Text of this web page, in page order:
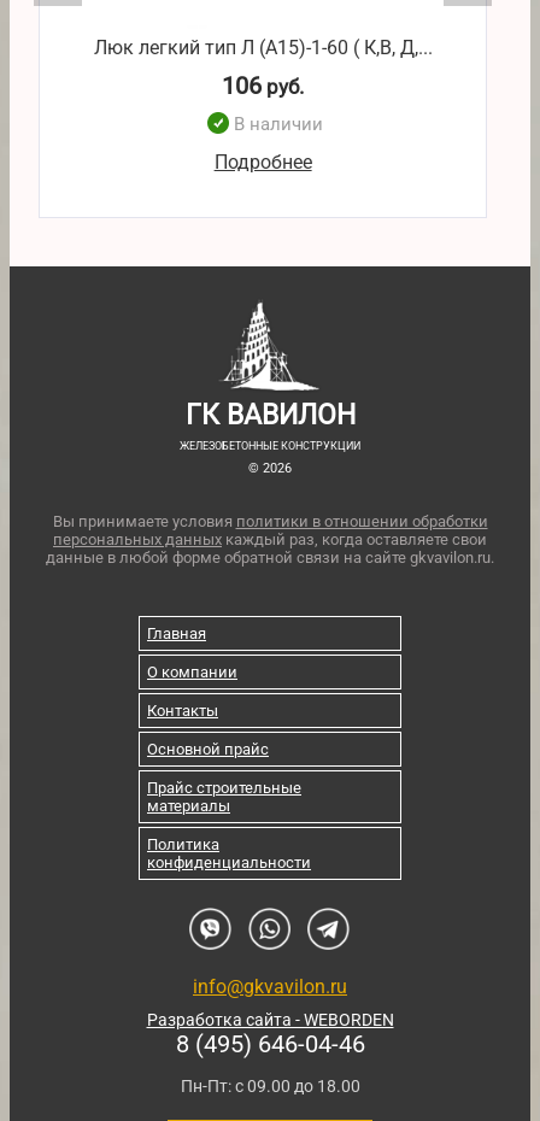
Люк легкий тип Л (А15)-1-60 ( К,В, Д,...
106 руб.
В наличии
Подробнее
ГК ВАВИЛОН
ЖЕЛЕЗОБЕТОННЫЕ КОНСТРУКЦИИ
© 2026
Вы принимаете условия политики в отношении обработки
персональных данных каждый раз, когда оставляете свои
данные в любой форме обратной связи на сайте gkvavilon.ru.
Главная
О компании
Контакты
Основной прайс
Прайс строительные
материалы
Политика
конфиденциальности
info@gkvavilon.ru
Разработка сайта - WEBORDEN
8 (495) 646-04-46
Пн-Пт: с 09.00 до 18.00